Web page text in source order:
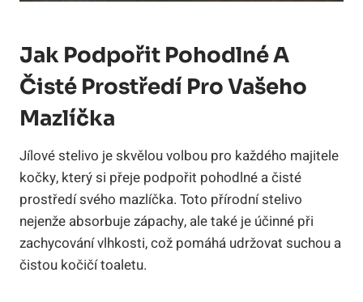
Jak ‍podpořit⁢ Pohodlné⁤ A
Čisté ‌prostředí⁢ Pro Vašeho​
Mazlíčka
Jílové stelivo‌ je skvělou volbou pro‌ každého majitele
kočky, který si⁢ přeje podpořit pohodlné a čisté
prostředí ⁤svého mazlíčka. Toto přírodní stelivo
nejenže absorbuje zápachy, ale ​také ⁤je ‍účinné při
zachycování⁣ vlhkosti, což pomáhá udržovat ⁢suchou a
⁣čistou kočičí toaletu.